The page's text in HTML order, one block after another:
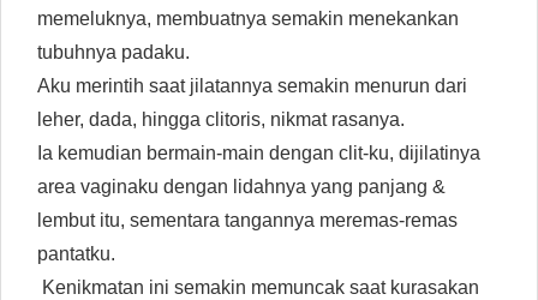
memeluknya, membuatnya semakin menekankan
tubuhnya padaku.
Aku merintih saat jilatannya semakin menurun dari
leher, dada, hingga clitoris, nikmat rasanya.
Ia kemudian bermain-main dengan clit-ku, dijilatinya
area vaginaku dengan lidahnya yang panjang &
lembut itu, sementara tangannya meremas-remas
pantatku.
Kenikmatan ini semakin memuncak saat kurasakan